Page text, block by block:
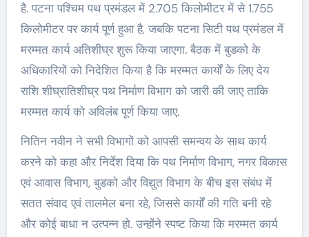
है. पटना पश्चिम पथ प्रमंडल में 2.705 किलोमीटर में से 1.755
किलोमीटर पर कार्य पूर्ण हुआ है, जबकि पटना सिटी पथ प्रमंडल में
मरम्मत कार्य अतिशीघ्र शुरू किया जाएगा. बैठक में बुडको के
अधिकारियों को निदेशित किया है कि मरम्मत कार्यों के लिए देय
राशि शीघ्रातिशीघ्र पथ निर्माण विभाग को जारी की जाए ताकि
मरम्मत कार्य को अविलंब पूर्ण किया जाए.
नितिन नवीन ने सभी विभागों को आपसी समन्वय के साथ कार्य
करने को कहा और निर्देश दिया कि पथ निर्माण विभाग, नगर विकास
एवं आवास विभाग, बुडको और विद्युत विभाग के बीच इस संबंध में
सतत संवाद एवं तालमेल बना रहे, जिससे कार्यों की गति बनी रहे
और कोई बाधा न उत्पन्न हो. उन्होंने स्पष्ट किया कि मरम्मत कार्य